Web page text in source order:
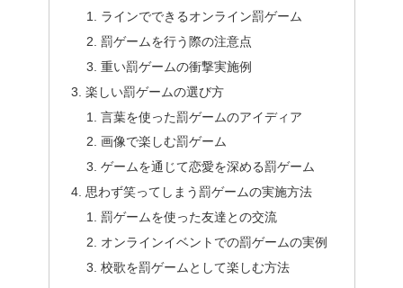
ラインでできるオンライン罰ゲーム
罰ゲームを行う際の注意点
重い罰ゲームの衝撃実施例
楽しい罰ゲームの選び方
言葉を使った罰ゲームのアイディア
画像で楽しむ罰ゲーム
ゲームを通じて恋愛を深める罰ゲーム
思わず笑ってしまう罰ゲームの実施方法
罰ゲームを使った友達との交流
オンラインイベントでの罰ゲームの実例
校歌を罰ゲームとして楽しむ方法